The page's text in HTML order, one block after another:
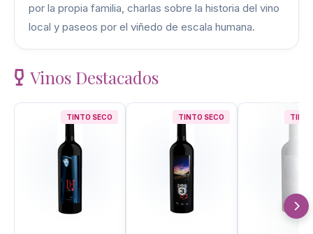
por la propia familia, charlas sobre la historia del vino
local y paseos por el viñedo de escala humana.
Vinos Destacados
TINTO SECO TINTO SECO